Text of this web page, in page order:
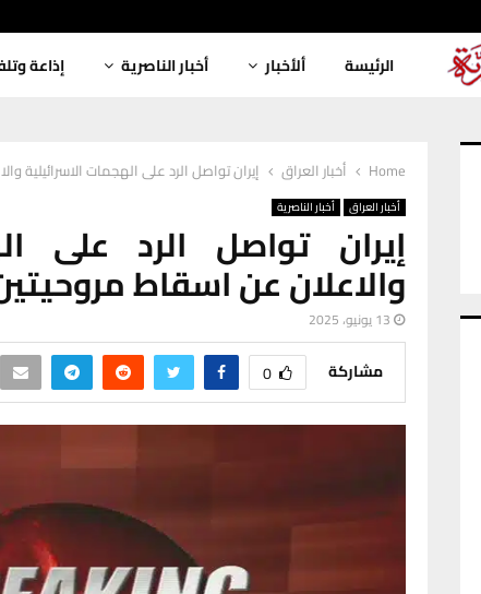
الرئيسة ألأخبار أخبار الناصرية إذاعة
Home أخبار العراق إيران تواصل الرد على الهجمات الاسرائيلية
أخبار العراق أخبار الناصرية
إيران تواصل الرد على
والاعلان عن اسقاط
13 يونيو، 2025
مشاركة 0